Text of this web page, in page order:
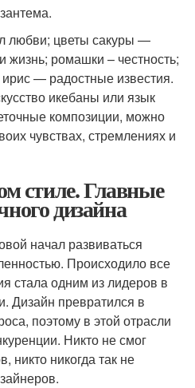
любви; цветы сакуры —
жизнь; ромашки – честность;
— радостные известия.
икебаны или язык
композиции, можно
чувствах, стремлениях и
стиле. Главные
дизайна
начал развиваться
Происходило все
стала одним из лидеров в
Дизайн превратился в
поэтому в этой отрасли
Никто не смог
никто никогда так не